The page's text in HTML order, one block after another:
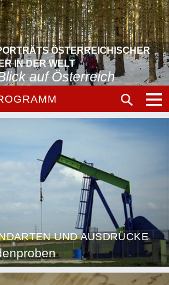
ÖSTERREICHISCHER
IN DER WELT
auf Österreich
UND AUSDRÜCKE